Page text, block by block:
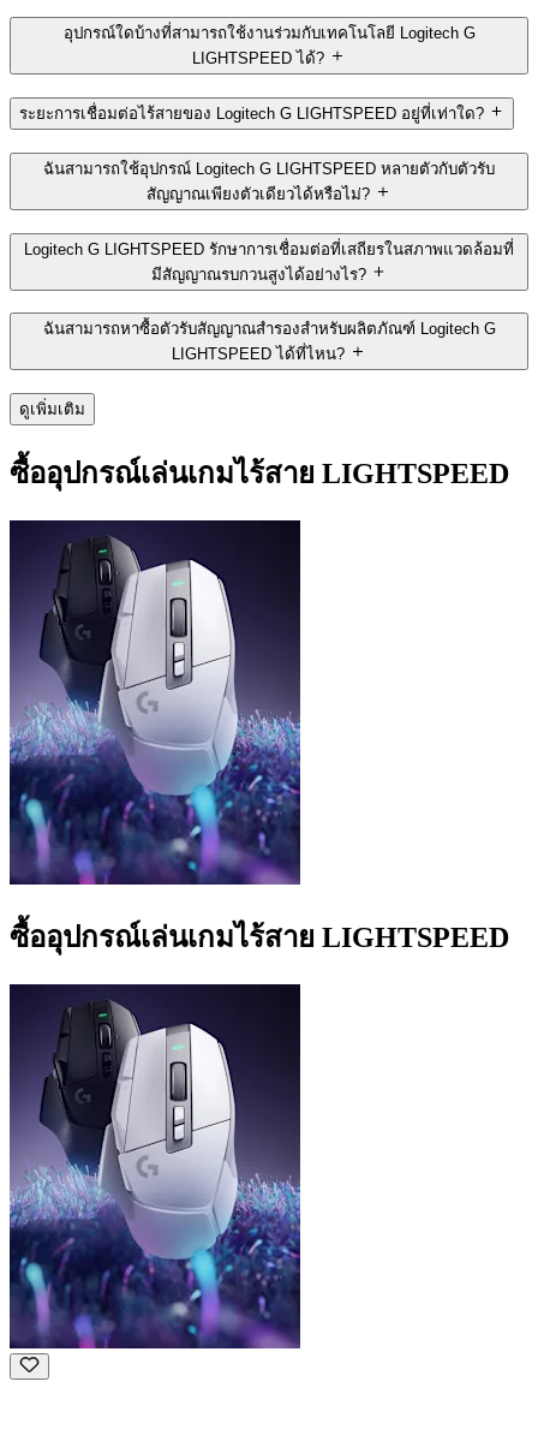
อุปกรณ์ใดบ้างที่สามารถใช้งานร่วมกับเทคโนโลยี Logitech G
LIGHTSPEED ได้?
ระยะการเชื่อมต่อไร้สายของ Logitech G LIGHTSPEED อยู่ที่เท่าใด?
ฉันสามารถใช้อุปกรณ์ Logitech G LIGHTSPEED หลายตัวกับตัวรับ
สัญญาณเพียงตัวเดียวได้หรือไม่?
Logitech G LIGHTSPEED รักษาการเชื่อมต่อที่เสถียรในสภาพแวดล้อมที่
มีสัญญาณรบกวนสูงได้อย่างไร?
ฉันสามารถหาซื้อตัวรับสัญญาณสำรองสำหรับผลิตภัณฑ์ Logitech G
LIGHTSPEED ได้ที่ไหน?
ดูเพิ่มเติม
ซื้ออุปกรณ์เล่นเกมไร้สาย LIGHTSPEED
ซื้ออุปกรณ์เล่นเกมไร้สาย LIGHTSPEED